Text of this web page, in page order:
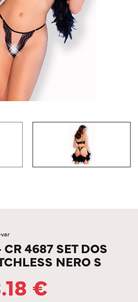
4687 SET DOS
NERO S
€